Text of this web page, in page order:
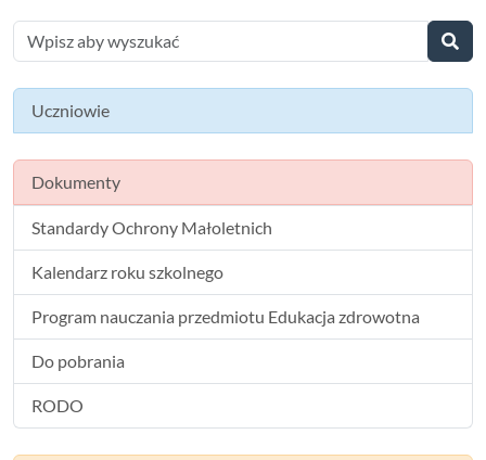
Uczniowie
Dokumenty
Standardy Ochrony Małoletnich
Kalendarz roku szkolnego
Program nauczania przedmiotu Edukacja zdrowotna
Do pobrania
RODO